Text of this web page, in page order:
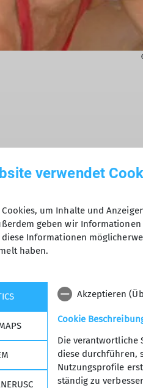
&
verwendet
um Inhalte und
geben wir
Informationen
haben.
Akzeptieren
Cookie
Die verantwortliche
diese durchführen,
Nutzungsprofile
ständig zu